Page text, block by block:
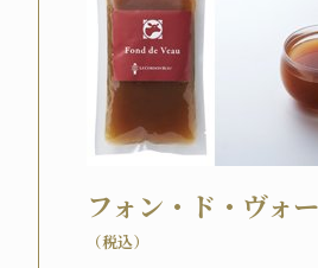
フォン・ド・ヴォ
（税込）